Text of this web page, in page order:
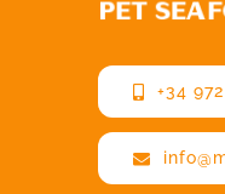
+34